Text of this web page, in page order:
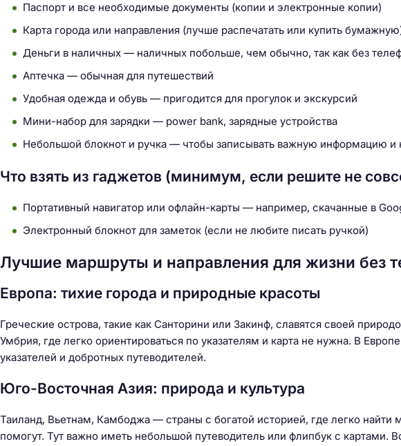
Паспорт и все необходимые документы (копии и электронные копии)
Карта города или направления (лучше распечатать или купить
Деньги в наличных — наличных побольше, чем обычно, так как без
Аптечка — обычная для путешествий
Удобная одежда и обувь — пригодится для прогулок и экскурсий
Мини-набор для зарядки — power bank, зарядные устройства
Небольшой блокнот и ручка — чтобы записывать важную информацию и
Что взять из гаджетов (минимум, если решите не
Портативный навигатор или офлайн-карты — например, скачанные в
Электронный блокнот для заметок (если не любите писать ручкой)
Лучшие маршруты и направления для жизни без
Европа: тихие города и природные красоты
Греческие острова, такие как Санторини или Закинф, славятся своей
Умбрия, где легко ориентироваться по указателям и карта не нужна. В
указателей и добротных путеводителей.
Юго-Восточная Азия: природа и культура
Таиланд, Вьетнам, Камбоджа — страны с богатой историей, где легко
помогут. Тут важно иметь небольшой путеводитель или флипбук с картами.